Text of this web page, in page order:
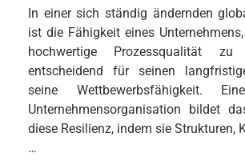
In einer sich ständig ändernden
ist die Fähigkeit eines
hochwertige Prozessqualität zu
entscheidend für seinen
seine Wettbewerbsfähigkeit.
Unternehmensorganisation bildet
diese Resilienz, indem sie Strukturen,
…